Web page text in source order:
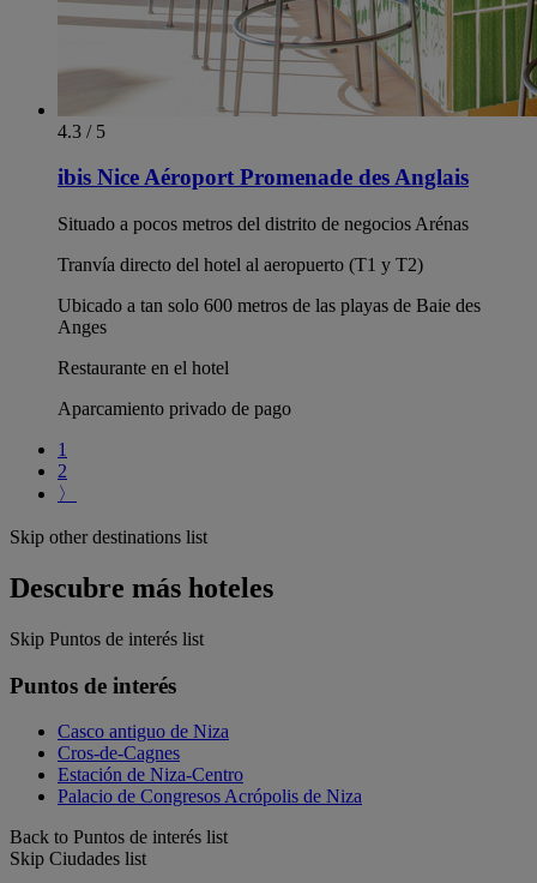
4.3 / 5
ibis Nice Aéroport Promenade des Anglais
Situado a pocos metros del distrito de negocios Arénas
Tranvía directo del hotel al aeropuerto (T1 y T2)
Ubicado a tan solo 600 metros de las playas de Baie des
Anges
Restaurante en el hotel
Aparcamiento privado de pago
1
2
〉
Skip other destinations list
Descubre más hoteles
Skip Puntos de interés list
Puntos de interés
Casco antiguo de Niza
Cros-de-Cagnes
Estación de Niza-Centro
Palacio de Congresos Acrópolis de Niza
Back to Puntos de interés list
Skip Ciudades list